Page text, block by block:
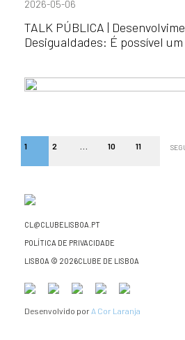
2026-05-06
TALK PÚBLICA |
Desigualdades: É possível
1 2 10 11
CL@CLUBELISBOA.PT
POLÍTICA DE PRIVACIDADE
LISBOA © 2026CLUBE DE LISBOA
Desenvolvido por A Cor Laranja